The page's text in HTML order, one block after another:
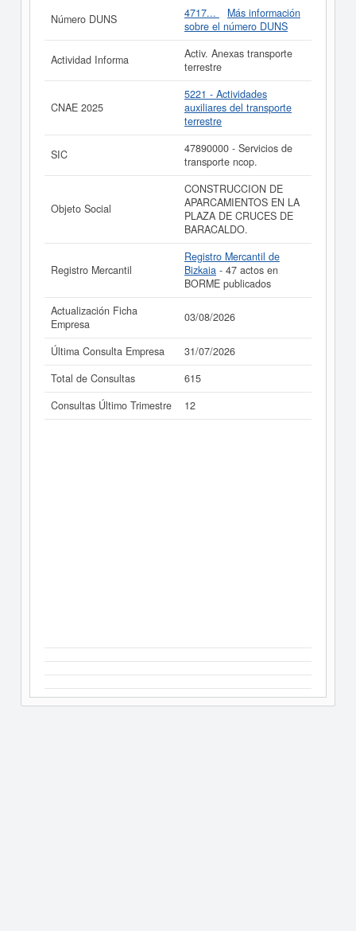
Si está interesado en conocer más datos de la empresa
SOCIEDAD CONCESIONARIA DEL PARKING DE
CRUCES SOCIEDAD ANONIMA puede
inmediatamente a este Informe ampliadode SOCIEDAD
CONCESIONARIA DEL PARKING DE CRUCES
SOCIEDAD ANONIMA y consultar los resultados de sus
años de actividad, así como los balances y cuentas de
resultados disponibles.
SOCIEDAD CONCESIONARIA DEL PARKING DE
CRUCES SOCIEDAD ANONIMA tiene el distintivo TOP
100.000 EMPRESAS. Este distintivo se otorga a las
principales empresas españolas por volumen de
facturación.
La última actualización del informe de empresa se ha
realizado el 03/08/2026.
Número DUNS 4717...
Más información
sobre el número DUNS
Actividad Informa
Activ. Anexas transporte
terrestre
CNAE 2025
5221 - Actividades
auxiliares del transporte
terrestre
SIC
47890000 - Servicios de
transporte ncop.
Objeto Social
CONSTRUCCION DE
APARCAMIENTOS EN LA
PLAZA DE CRUCES DE
BARACALDO.
Registro Mercantil
Registro Mercantil de
Bizkaia - 47 actos en
BORME publicados
Actualización Ficha
Empresa
03/08/2026
Última Consulta Empresa
31/07/2026
Total de Consultas
615
Consultas Último Trimestre
12